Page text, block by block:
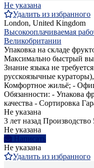
Не указана
Удалить из избранного
London, United Kingdom
Высокооплачиваемая
Великобритании
Упаковка на складе
Максимально быстрый
Знание языка не
русскоязычные
Комфортное жильё; -
Обязанности: - Упакова
качества - Сортировка
Не указана
3 лет назад Производство
Не указана
Написать
Не указана
Удалить из избранного